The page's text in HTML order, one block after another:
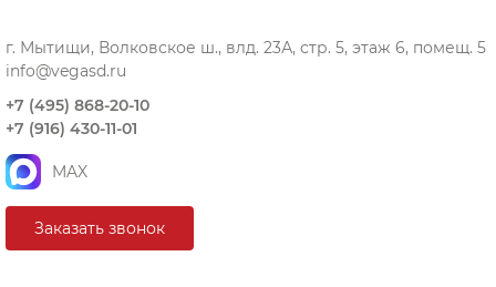
г. Мытищи, Волковское ш., влд. 23А, стр. 5, этаж 6, помещ. 5
info@vegasd.ru
+7 (495) 868-20-10
+7 (916) 430-11-01
MAX
Заказать звонок